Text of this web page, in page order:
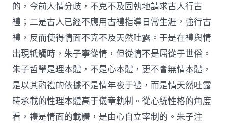
的，今前人情分歧，不克不及固執地請求古人行古
禮；二是古人已經不應用古禮指導日常生涯，強行古
禮，反而使得情面不克不及天然吐露。于是在禮與情
出現牴觸時，朱子寧從情，但從情不是屈從于世俗。
朱子哲學是理本體，不是心本體，更不會無情本體，
是以其酌禮的依據不是情年夜于禮，而是情天然吐露
時承載的性理本體高于儀章軌制。從心統性格的角度
看，禮是情面的載體，是由心自立宰制的。朱子注